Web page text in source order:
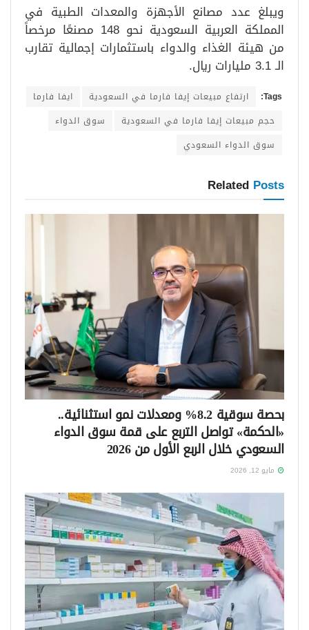
ويبلغ عدد مصانع الأجهزة والمعدات الطبية في
المملكة العربية السعودية نحو 148 مصنعًا مرخصاً
من هيئة الغذاء والدواء باستثمارات إجمالية تقارب
الـ 3.1 مليارات ريال.
Tags: ارتفاع مبيعات إيفا فارما في السعودية
ايفا فارما
حجم مبيعات إيفا فارما في السعودية
سوق الدواء
سوق الدواء السعودي
Related Posts
بحصة سوقية 8.2% ومعدلات نمو استثنائية..
«الحكمة» تواصل التربع على قمة سوق الدواء
السعودي خلال الربع الأول من 2026
مايو 12, 2026